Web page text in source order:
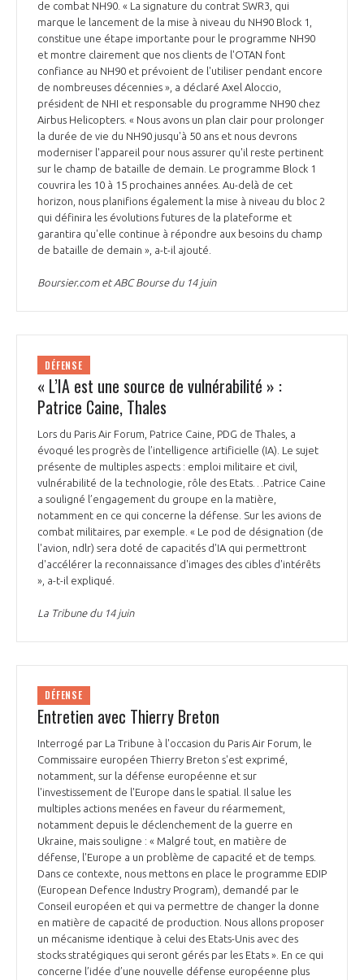
de combat NH90. « La signature du contrat SWR3, qui
marque le lancement de la mise à niveau du NH90 Block 1,
constitue une étape importante pour le programme NH90
et montre clairement que nos clients de l'OTAN font
confiance au NH90 et prévoient de l'utiliser pendant encore
de nombreuses décennies », a déclaré Axel Aloccio,
président de NHI et responsable du programme NH90 chez
Airbus Helicopters. « Nous avons un plan clair pour prolonger
la durée de vie du NH90 jusqu'à 50 ans et nous devrons
moderniser l'appareil pour nous assurer qu'il reste pertinent
sur le champ de bataille de demain. Le programme Block 1
couvrira les 10 à 15 prochaines années. Au-delà de cet
horizon, nous planifions également la mise à niveau du bloc 2
qui définira les évolutions futures de la plateforme et
garantira qu'elle continue à répondre aux besoins du champ
de bataille de demain », a-t-il ajouté.
Boursier.com et ABC Bourse du 14 juin
DÉFENSE
« L’IA est une source de vulnérabilité » :
Patrice Caine, Thales
Lors du Paris Air Forum, Patrice Caine, PDG de Thales, a
évoqué les progrès de l’intelligence artificielle (IA). Le sujet
présente de multiples aspects : emploi militaire et civil,
vulnérabilité de la technologie, rôle des Etats…Patrice Caine
a souligné l’engagement du groupe en la matière,
notamment en ce qui concerne la défense. Sur les avions de
combat militaires, par exemple. « Le pod de désignation (de
l'avion, ndlr) sera doté de capacités d'IA qui permettront
d'accélérer la reconnaissance d'images des cibles d'intérêts
», a-t-il expliqué.
La Tribune du 14 juin
DÉFENSE
Entretien avec Thierry Breton
Interrogé par La Tribune à l'occasion du Paris Air Forum, le
Commissaire européen Thierry Breton s'est exprimé,
notamment, sur la défense européenne et sur
l'investissement de l'Europe dans le spatial. Il salue les
multiples actions menées en faveur du réarmement,
notamment depuis le déclenchement de la guerre en
Ukraine, mais souligne : « Malgré tout, en matière de
défense, l'Europe a un problème de capacité et de temps.
Dans ce contexte, nous mettons en place le programme EDIP
(European Defence Industry Program), demandé par le
Conseil européen et qui va permettre de changer la donne
en matière de capacité de production. Nous allons proposer
un mécanisme identique à celui des Etats-Unis avec des
stocks stratégiques qui seront gérés par les Etats ». En ce qui
concerne l’idée d’une nouvelle défense européenne plus